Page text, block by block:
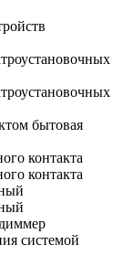
бытовая
контакта
контакта
системой